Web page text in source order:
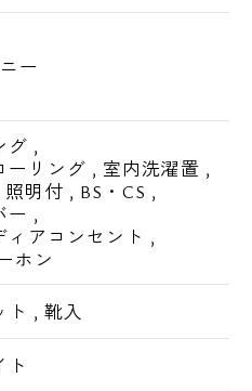
ー
グ ,
ーリング , 室内洗濯置 ,
照明付 , BS・CS ,
ー ,
ィアコンセント ,
ホン
ト , 靴入
ト